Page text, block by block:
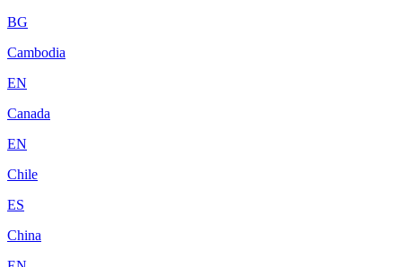
BG
Cambodia
EN
Canada
EN
Chile
ES
China